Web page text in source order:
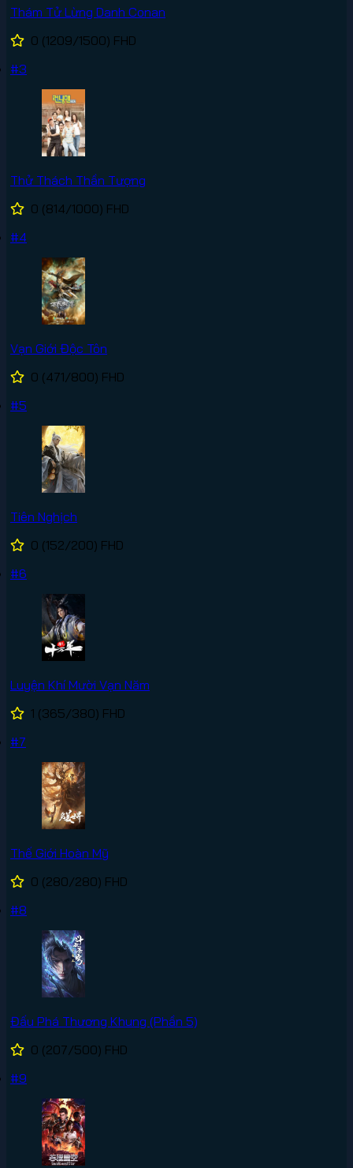
Thám Tử Lừng Danh Conan
0 (1209/1500) FHD
#3
Thử Thách Thần Tượng
0 (814/1000) FHD
#4
Vạn Giới Độc Tôn
0 (471/800) FHD
#5
Tiên Nghịch
0 (152/200) FHD
#6
Luyện Khí Mười Vạn Năm
1 (365/380) FHD
#7
Thế Giới Hoàn Mỹ
0 (280/280) FHD
#8
Đấu Phá Thương Khung (Phần 5)
0 (207/500) FHD
#9